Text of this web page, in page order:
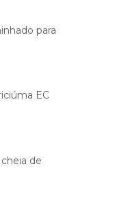
para
EC
cheia de